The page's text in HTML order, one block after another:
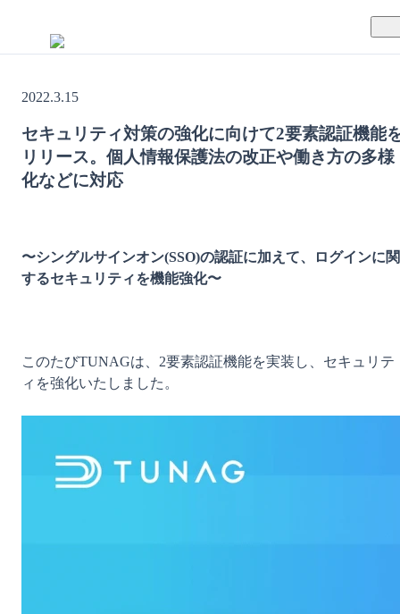
TUNAGの特徴
サポート体制
導入事例
運営会社
資料ダウンロード
2022.3.15
セキュリティ対策の強化に向けて2要素認証機能
リリース。個人情報保護法の改正や働き方の多様
化などに対応
〜シングルサインオン(SSO)の認証に加えて、ログインに関
するセキュリティを機能強化〜
このたびTUNAGは、2要素認証機能を実装し、セキュリテ
ィを強化いたしました。